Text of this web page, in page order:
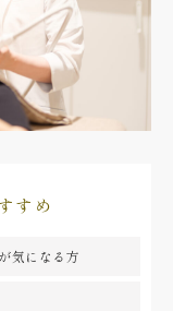
すめ
気になる方